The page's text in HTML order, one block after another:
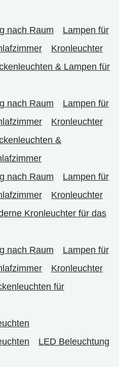
nach Raum
Lampen für
Kronleuchter
& Lampen für
nach Raum
Lampen für
Kronleuchter
&
nach Raum
Lampen für
Kronleuchter
Kronleuchter für das
nach Raum
Lampen für
Kronleuchter
für
LED Beleuchtung